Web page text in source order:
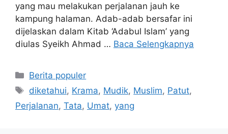
yang mau melakukan perjalanan jauh ke
kampung halaman. Adab-adab bersafar ini
dijelaskan dalam Kitab ‘Adabul Islam’ yang
diulas Syeikh Ahmad … Baca Selengkapnya
Kategori
Berita populer
Tag
diketahui, Krama, Mudik, Muslim, Patut,
Perjalanan, Tata, Umat, yang